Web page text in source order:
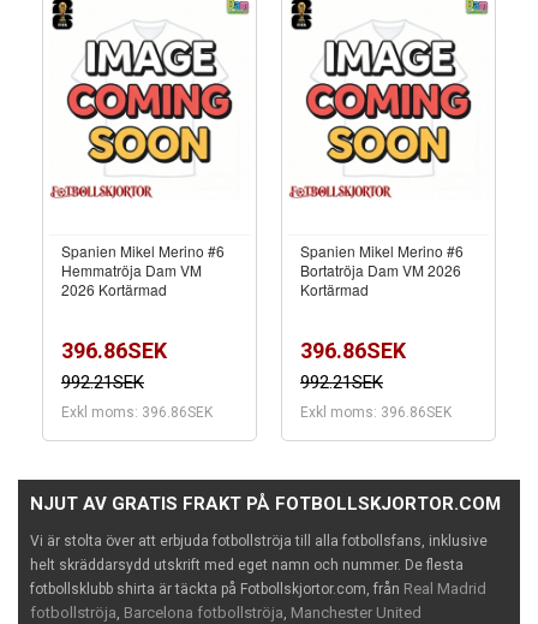
Spanien Mikel Merino #6
Hemmatröja Dam VM
2026 Kortärmad
396.86SEK
992.21SEK
Exkl moms: 396.86SEK
Spanien Mikel Merino #6
Bortatröja Dam VM 2026
Kortärmad
396.86SEK
992.21SEK
Exkl moms: 396.86SEK
NJUT AV GRATIS FRAKT PÅ FOTBOLLSKJORTOR.COM
Vi är stolta över att erbjuda fotbollströja till alla fotbollsfans, inklusive
helt skräddarsydd utskrift med eget namn och nummer. De flesta
fotbollsklubb shirta är täckta på Fotbollskjortor.com, från Real Madrid
fotbollströja, Barcelona fotbollströja, Manchester United